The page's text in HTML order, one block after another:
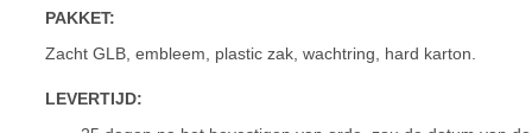
PAKKET:
Zacht GLB, embleem, plastic zak, wachtring, hard karton.
LEVERTIJD: